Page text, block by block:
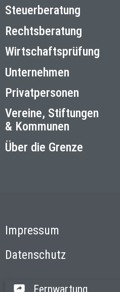
Steuerberatung
Rechtsberatung
Wirtschaftsprüfung
Unternehmen
Privatpersonen
Vereine, Stiftungen
& Kommunen
Über die Grenze
Impressum
Datenschutz
Fernwartung